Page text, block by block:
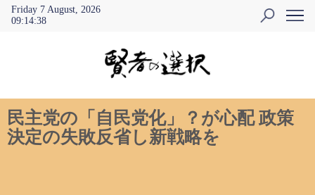
Friday 7 August, 2026
09:14:38
民主党の「自民党化」？が心配 政策
決定の失敗反省し新戦略を